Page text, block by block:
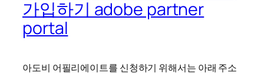
가입하기 adobe partner
portal
아도비 어필리에이트를 신청하기 위해서는 아래 주소